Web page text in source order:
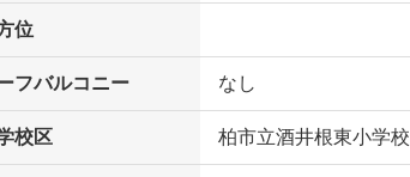
位
フバルコニー なし
校区 柏市立酒井根東小学校